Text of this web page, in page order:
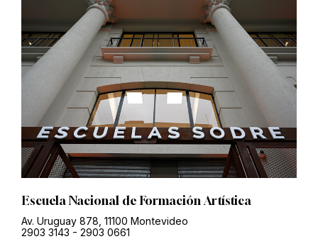
Escuela Nacional de Formación Artística
Av. Uruguay 878, 11100 Montevideo
2903 3143 - 2903 0661